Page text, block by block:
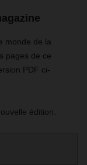
monde de la
pages de ce
PDF ci-
édition.